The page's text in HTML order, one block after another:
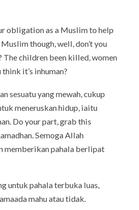
obligation as a Muslim to help
though, well, don’t you
The children been killed, women
think it’s inhuman?
sesuatu yang mewah, cukup
meneruskan hidup, iaitu
Do your part, grab this
Semoga Allah
memberikan pahala berlipat
untuk pahala terbuka luas,
mahu atau tidak.